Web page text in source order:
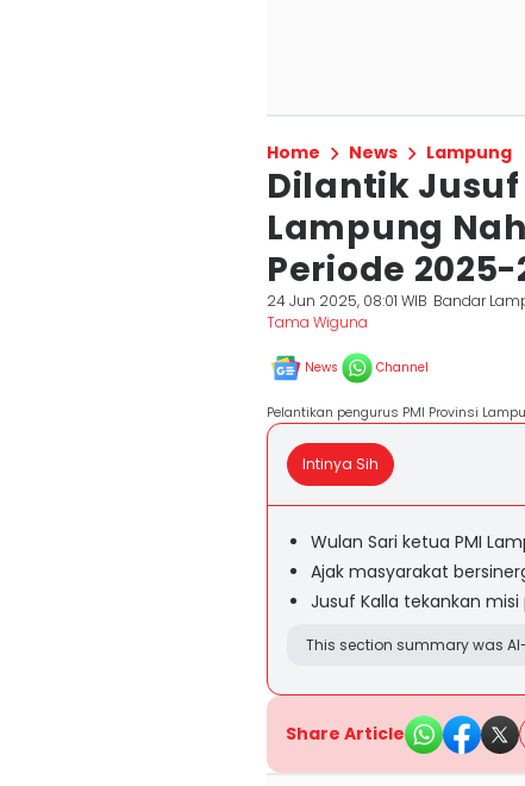
Home News Lampung
Dilantik
Lampung
Periode 2025-
24 Jun 2025, 08:01 WIB Bandar
Tama Wiguna
News Channel
Pelantikan pengurus PMI Provinsi
Intinya Sih
Wulan Sari ketua PMI
Ajak masyarakat
Jusuf Kalla tekankan
This section summary was
Share Article